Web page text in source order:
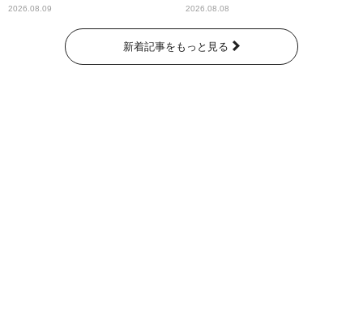
りましたね」
2026.08.09 2026.08.08
新着記事をもっと見る